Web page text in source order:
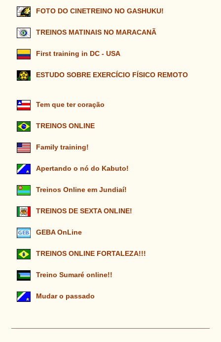
FOTO DO CINETREINO NO GASHUKU!
TREINOS MATINAIS NO MARACANÃ
First training in DC - USA
ESTUDO SOBRE EXERCÍCIO FÍSICO REMOTO
Tem que ter coração
TREINOS ONLINE
Family training!
Apertando o nó do Kabuto!
Treinos Online em Jundiaí!
TREINOS DE SEXTA ONLINE!
GEBA OnLine
TREINOS ONLINE FORTALEZA!!!
Treino Sumaré online!!
Mudar o passado